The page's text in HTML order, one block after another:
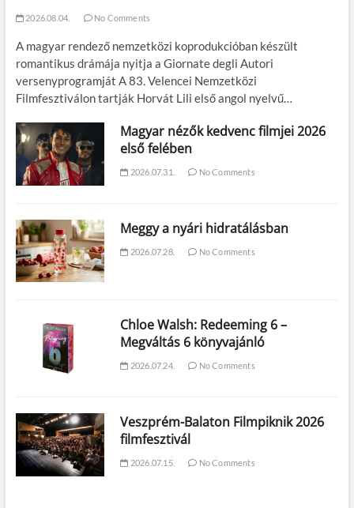
2026.08.04. No Comments
A magyar rendező nemzetközi koprodukcióban készült
romantikus drámája nyitja a Giornate degli Autori
versenyprogramját A 83. Velencei Nemzetközi
Filmfesztiválon tartják Horvát Lili első angol nyelvű…
Magyar nézők kedvenc filmjei 2026
első felében
2026.07.31. No Comments
Meggy a nyári hidratálásban
2026.07.28. No Comments
Chloe Walsh: Redeeming 6 –
Megváltás 6 könyvajánló
2026.07.24. No Comments
Veszprém-Balaton Filmpiknik 2026
filmfesztivál
2026.07.15. No Comments